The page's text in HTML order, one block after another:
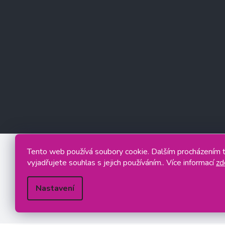
Tento web používá soubory cookie. Dalším
vyjadřujete souhlas s jejich používáním.. Více informací
Nastavení